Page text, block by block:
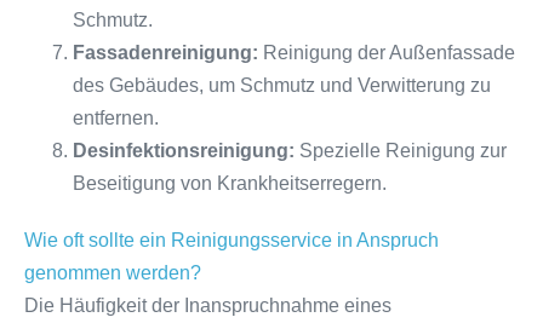
Schmutz.
Fassadenreinigung: Reinigung der Außenfassade
des Gebäudes, um Schmutz und Verwitterung zu
entfernen.
Desinfektionsreinigung: Spezielle Reinigung zur
Beseitigung von Krankheitserregern.
Wie oft sollte ein Reinigungsservice in Anspruch
genommen werden?
Die Häufigkeit der Inanspruchnahme eines